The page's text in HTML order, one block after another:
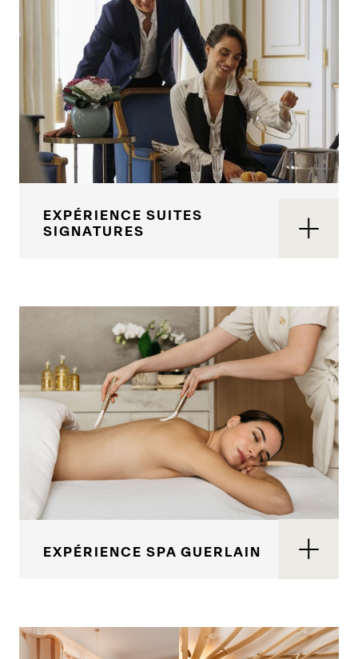
EXPÉRIENCE SUITES
SIGNATURES
EXPÉRIENCE SPA GUERLAIN